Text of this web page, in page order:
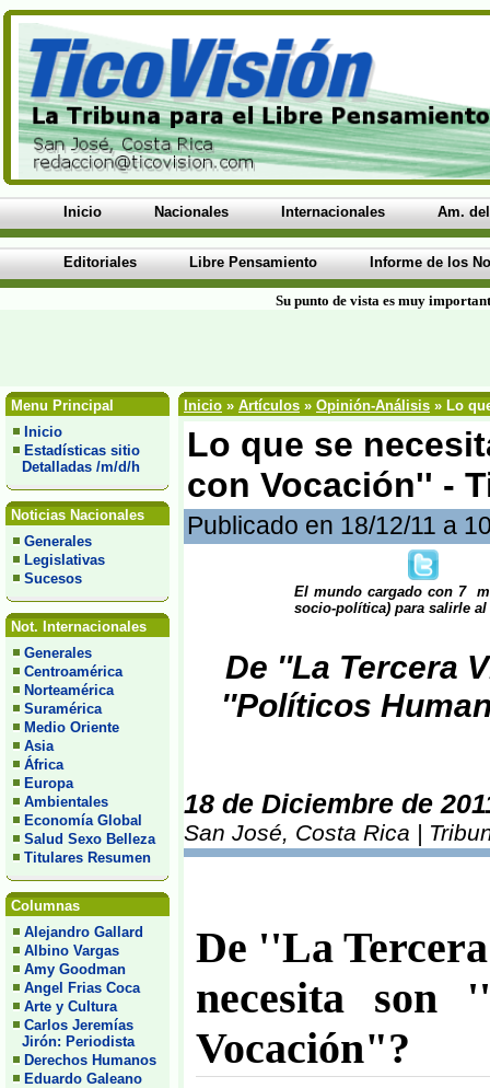
Inicio Nacionales Internacionales Am.
Editoriales Libre Pensamiento Informe de los
Su punto de vista es muy
Menu Principal
Inicio
Estadísticas sitio
Detalladas /m/d/h
Noticias Nacionales
Generales
Legislativas
Sucesos
Not. Internacionales
Generales
Centroamérica
Norteamérica
Suramérica
Medio Oriente
Asia
África
Europa
Ambientales
Economía Global
Salud Sexo Belleza
Titulares Resumen
Columnas
Alejandro Gallard
Albino Vargas
Amy Goodman
Angel Frias Coca
Arte y Cultura
Carlos Jeremías
Jirón: Periodista
Derechos Humanos
Eduardo Galeano
Inicio » Artículos » Opinión-Análisis » Lo
Lo que se
con Vocación'' -
Publicado en 18/12/11 a
El mundo cargado con 7
socio-política) para salirle
De ''La Tercera
''Políticos
18 de Diciembre de
San José, Costa Rica |
De ''La
necesita son
Vocación"?